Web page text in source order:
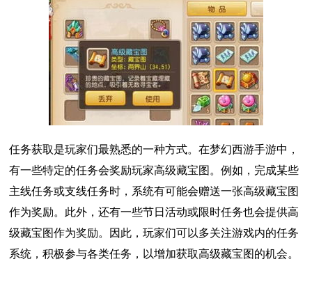
任务获取是玩家们最熟悉的一种方式。在梦幻西游手游中，
有一些特定的任务会奖励玩家高级藏宝图。例如，完成某些
主线任务或支线任务时，系统有可能会赠送一张高级藏宝图
作为奖励。此外，还有一些节日活动或限时任务也会提供高
级藏宝图作为奖励。因此，玩家们可以多关注游戏内的任务
系统，积极参与各类任务，以增加获取高级藏宝图的机会。